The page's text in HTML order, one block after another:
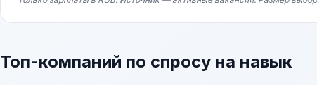
Топ-компаний по спросу на навык